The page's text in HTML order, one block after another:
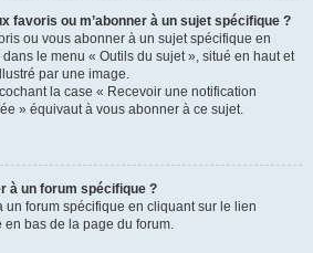
favoris ou m’abonner à un sujet spécifique ?
ou vous abonner à un sujet spécifique en
le menu « Outils du sujet », situé en haut et
par une image.
la case « Recevoir une notification
» équivaut à vous abonner à ce sujet.
à un forum spécifique ?
un forum spécifique en cliquant sur le lien
en bas de la page du forum.